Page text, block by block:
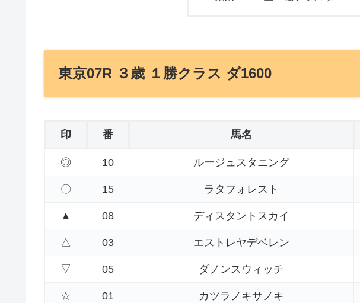
東京07R ３歳 １勝クラス ダ1600
印 番 馬名
◎ 10 ルージュスタニング
〇 15 ラタフォレスト
▲ 08 ディスタントスカイ
△ 03 エストレヤデベレン
▽ 05 ダノンスウィッチ
☆ 01 カツラノキサノキ